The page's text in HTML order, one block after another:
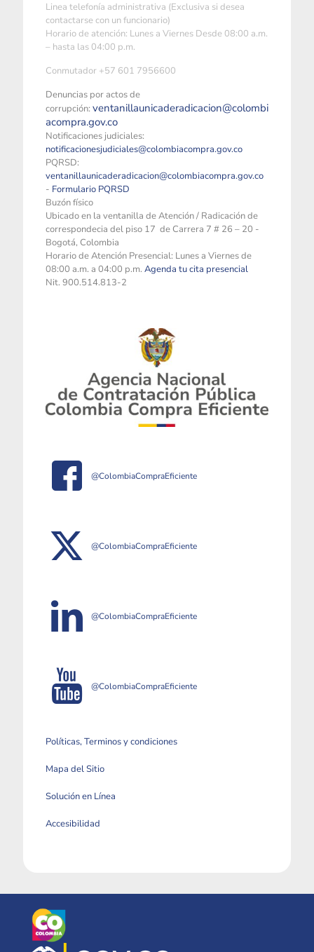
Linea telefonía administrativa (Exclusiva si desea
contactarse con un funcionario)
Horario de atención: Lunes a Viernes Desde 08:00 a.m.
– hasta las 04:00 p.m.
Conmutador +57 601 7956600
Denuncias por actos de
corrupción: ventanillaunicaderadicacion@colombi
acompra.gov.co
Notificaciones judiciales:
notificacionesjudiciales@colombiacompra.gov.co
PQRSD:
ventanillaunicaderadicacion@colombiacompra.gov.co
- Formulario PQRSD
Buzón físico
Ubicado en la ventanilla de Atención / Radicación de
correspondecia del piso 17 de Carrera 7 # 26 – 20 -
Bogotá, Colombia
Horario de Atención Presencial: Lunes a Viernes de
08:00 a.m. a 04:00 p.m. Agenda tu cita presencial
Nit. 900.514.813-2
@ColombiaCompraEficiente
@ColombiaCompraEficiente
@ColombiaCompraEficiente
@ColombiaCompraEficiente
Políticas, Terminos y condiciones
Mapa del Sitio
Solución en Línea
Accesibilidad